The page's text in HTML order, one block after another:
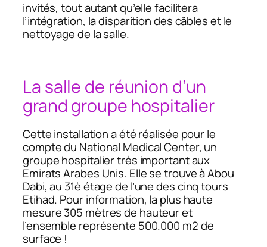
invités, tout autant qu’elle facilitera
l’intégration, la disparition des câbles et le
nettoyage de la salle.
La salle de réunion d’un
grand groupe hospitalier
Cette installation a été réalisée pour le
compte du National Medical Center, un
groupe hospitalier très important aux
Emirats Arabes Unis. Elle se trouve à Abou
Dabi, au 31è étage de l’une des cinq tours
Etihad. Pour information, la plus haute
mesure 305 mètres de hauteur et
l’ensemble représente 500.000 m2 de
surface !